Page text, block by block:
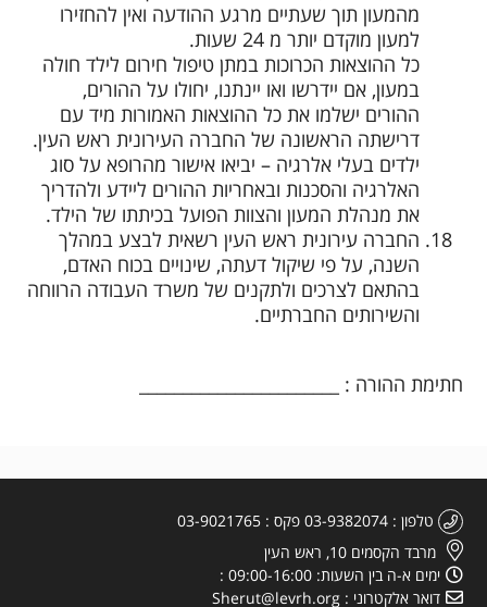
מהמעון תוך שעתיים מרגע ההודעה ואין להחזירו
למעון מוקדם יותר מ 24 שעות.
כל ההוצאות הכרוכות במתן טיפול חירום לילד חולה
במעון, אם יידרשו ואו יינתנו, יחולו על ההורים,
ההורים ישלמו את כל ההוצאות האמורות מיד עם
דרישתה הראשונה של החברה העירונית ראש העין.
ילדים בעלי אלרגיה – יביאו אישור מהרופא על סוג
האלרגיה והסכנות ובאחריות ההורים ליידע ולהדריך
את מנהלת המעון והצוות הפועל בכיתתו של הילד.
החברה עירונית ראש העין רשאית לבצע במהלך
השנה, על פי שיקול דעתה, שינויים בכוח האדם,
בהתאם לצרכים ולתקנים של משרד העבודה הרווחה
והשירותים החברתיים.
חתימת ההורה : _______________________
טלפון 03-9382074 פקס
03-9021765
מרבד הקסמים 10, ראש העין
ימים א-ה בין השעות: 09:00-16:00
דואר אלקטרוני
Sherut@levrh.org